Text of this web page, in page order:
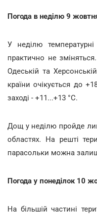
Погода в неділю 9
У неділю
практично не
Одеській та
країни очікується до
заході - +11...+13 °С.
Дощ у неділю пройде
областях. На решті
парасольки можна
Погода у понеділок 10
На більшій частині